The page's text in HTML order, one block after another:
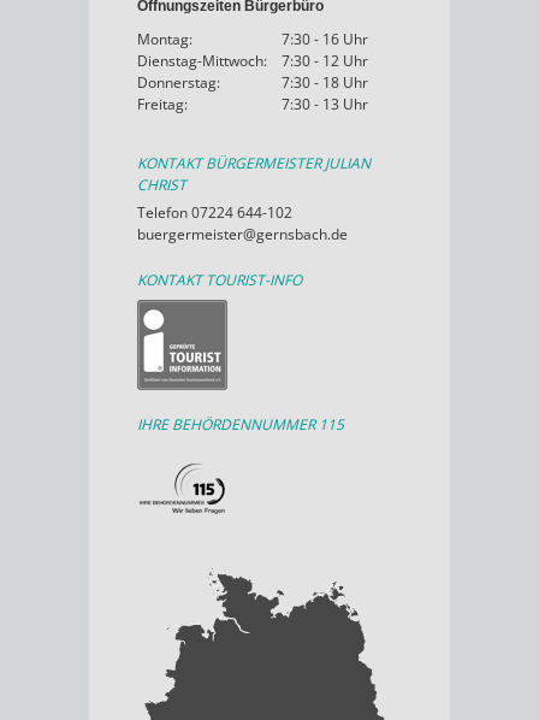
Öffnungszeiten Bürgerbüro
Montag:
7:30 - 16 Uhr
Dienstag-Mittwoch:
7:30 - 12 Uhr
Donnerstag:
7:30 - 18 Uhr
Freitag:
7:30 - 13 Uhr
KONTAKT BÜRGERMEISTER JULIAN
CHRIST
Telefon 07224 644-102
buergermeister@gernsbach.de
KONTAKT TOURIST-INFO
IHRE BEHÖRDENNUMMER 115